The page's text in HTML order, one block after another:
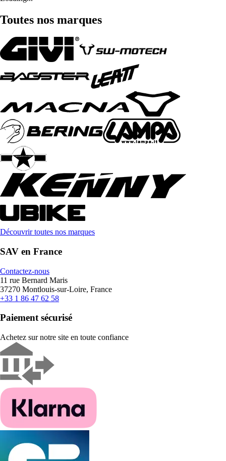
Toutes nos marques
Découvrir toutes nos marques
SAV en France
Contactez-nous
11 rue Bernard Maris
37270 Montlouis-sur-Loire, France
+33 1 86 47 62 58
Paiement sécurisé
Achetez sur notre site en toute confiance